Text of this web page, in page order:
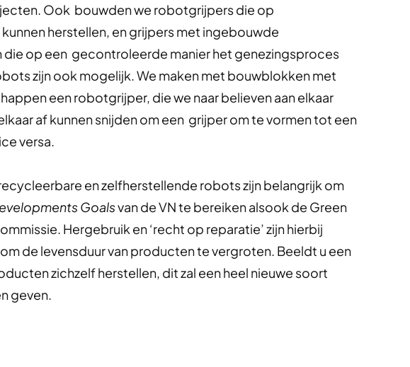
Ook bouwden we robotgrijpers die op
herstellen, en grijpers met ingebouwde
die op een gecontroleerde manier het genezingsproces
zijn ook mogelijk. We maken met bouwblokken met
een robotgrijper, die we naar believen aan elkaar
af kunnen snijden om een grijper om te vormen tot een
versa.
en zelfherstellende robots zijn belangrijk om
Goalsvan de VN te bereiken alsook de Green
Hergebruik en ‘recht op reparatie’ zijn hierbij
de levensduur van producten te vergroten. Beeldt u een
zichzelf herstellen, dit zal een heel nieuwe soort
geven.